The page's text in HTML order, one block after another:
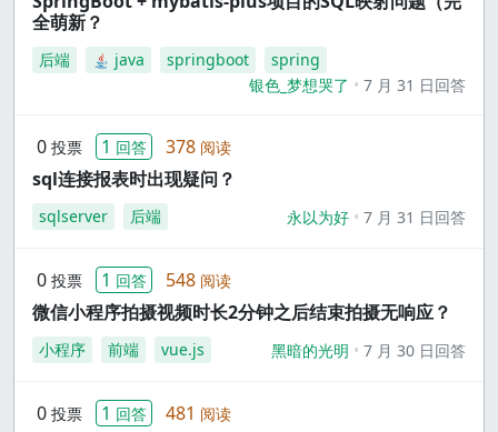
全萌新？
后端 java springboot
spring
银色_梦想哭了
7 月 31 日回答
0 投票 1 回答 378 阅读
sql连接报表时出现疑问？
sqlserver 后端 永以为好 7 月 31 日回答
0 投票 1 回答 548 阅读
微信小程序拍摄视频时长2分钟之后结束拍摄无响应？
小程序 前端 vue.js 黑暗的光明 7 月 30 日回答
0 投票 1 回答 481 阅读